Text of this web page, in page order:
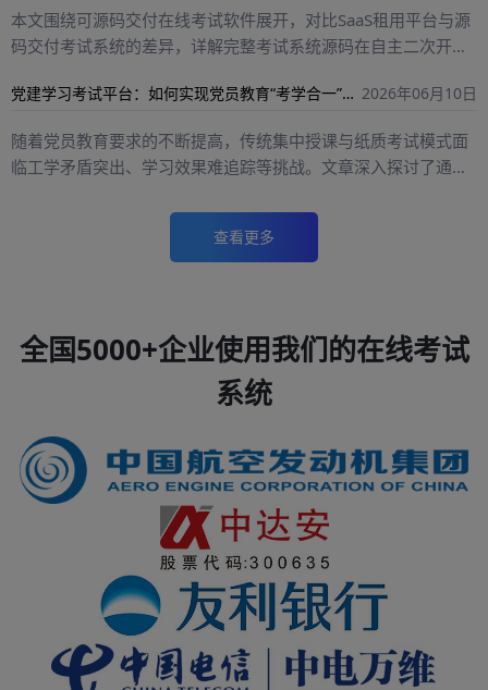
交付在线考试软件的选购甄别要点。本文以北京云帆互联科技有
限公司自研考试系统为行业参考，区分源头自研产品与中间商劣
质源码的差异，帮助各行业用户规避采购陷阱。研究表明，完整
合规的考试系统源码可实现私有化内网部署、全功能二次开发、
数据自主管控，助力各类机构搭建专属、安全、可迭代的线上考
评平台，满足常态化考核、题库保护、涉密测评、商业化运营等
本文围绕可源码交付在线考试软件展开，对比SaaS租用平台与源
码交付考试系统的差异，详解完整考试系统源码在自主二次开
势；以北京云帆互联科技有限公司自研云帆考试系统为实例，介
配等全套功能，梳理政企、院校、涉密机构等适配场景，并给出
选购源码考试软件的甄别标准。文章指出，源码交付模式能解决
性买断完整考试系统源码可实现平台自主可控、长期降本，是有
定制、数据安全需求单位搭建专属线上考核平台的优选方案。
党建学习考试平台：如何实现党员教育“考学合一”与数据安全双突破？ 2026年06月10日
随着党员教育要求的不断提高，传统集中授课与纸质考试模式面
临工学矛盾突出、学习效果难追踪等挑战。文章深入探讨了通过
满足等保及涉密管理要求的解决方案。详细介绍了党建考试平台
应具备的分级题库、智能组卷、人脸识别防作弊、多维度学情分
一”的安全高效考试平台提供了实用参考。
查看更多
全国5000+企业使用我们的在线考试
系统